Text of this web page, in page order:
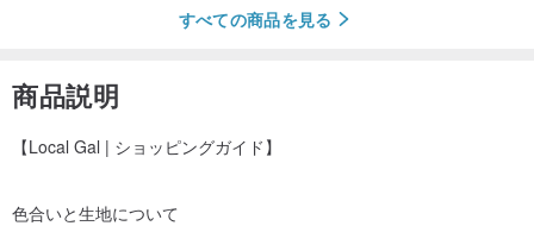
すべての商品を見る
商品説明
【Local Gal | ショッピングガイド】
色合いと生地について